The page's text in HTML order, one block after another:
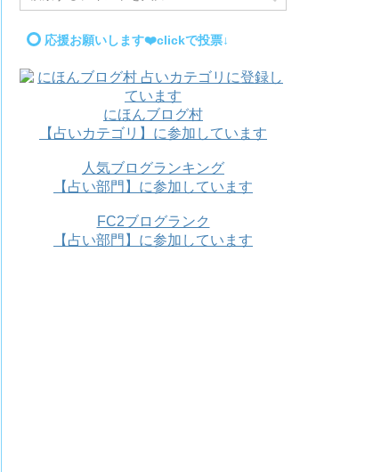
応援お願いします❤️clickで投票↓
にほんブログ村
【占いカテゴリ】に参加しています
人気ブログランキング
【占い部門】に参加しています
FC2ブログランク
【占い部門】に参加しています